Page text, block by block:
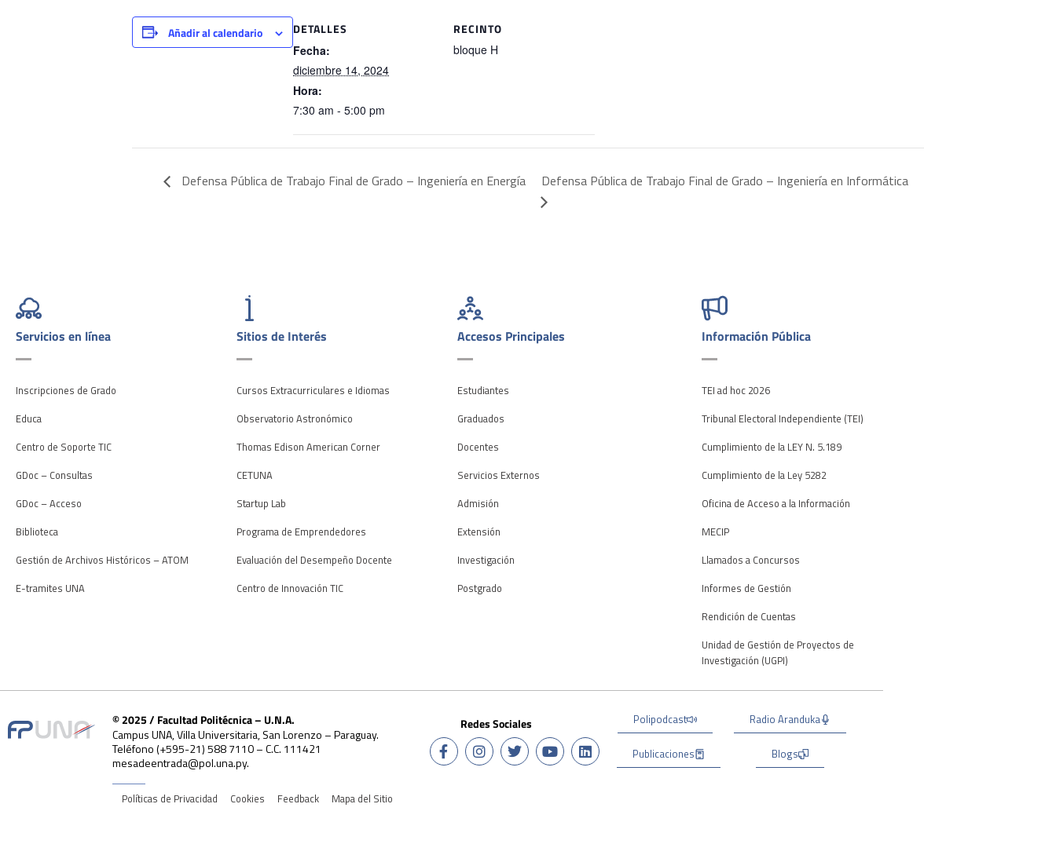
Añadir al calendario DETALLES
Fecha:
diciembre 14, 2024
Hora:
7:30 am - 5:00 pm
RECINTO
bloque H
Defensa Pública de Trabajo Final de Grado – Ingeniería en Energía Defensa Pública de Trabajo Final de Grado – Ingeniería en Informática
Servicios en línea
Inscripciones de Grado
Educa
Centro de Soporte TIC
GDoc – Consultas
GDoc – Acceso
Biblioteca
Gestión de Archivos Históricos – ATOM
E-tramites UNA
Sitios de Interés
Cursos Extracurriculares e Idiomas
Observatorio Astronómico
Thomas Edison American Corner
CETUNA
Startup Lab
Programa de Emprendedores
Evaluación del Desempeño Docente
Centro de Innovación TIC
Accesos Principales
Estudiantes
Graduados
Docentes
Servicios Externos
Admisión
Extensión
Investigación
Postgrado
Información Pública
TEI ad hoc 2026
Tribunal Electoral Independiente (TEI)
Cumplimiento de la LEY N. 5.189
Cumplimiento de la Ley 5282
Oficina de Acceso a la Información
MECIP
Llamados a Concursos
Informes de Gestión
Rendición de Cuentas
Unidad de Gestión de Proyectos de
Investigación (UGPI)
© 2025 / Facultad Politécnica – U.N.A.
Campus UNA, Villa Universitaria, San Lorenzo – Paraguay.
Teléfono (+595-21) 588 7110 – C.C. 111421
mesadeentrada@pol.una.py.
Políticas de Privacidad Cookies Feedback Mapa del Sitio
Redes Sociales Polipodcast
Publicaciones
Radio Aranduka
Blogs